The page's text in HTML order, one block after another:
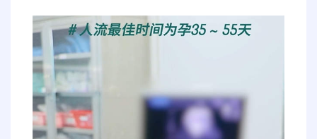
深圳陰超多少錢-深圳做婦科
B超收費多少價錢費用
婦產科醫院
檢查
2024 年 8 月
10,189